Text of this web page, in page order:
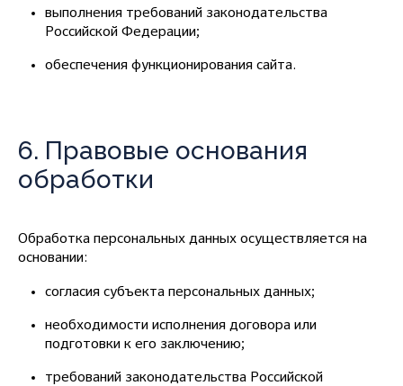
выполнения требований законодательства
Российской Федерации;
обеспечения функционирования сайта.
6. Правовые основания
обработки
Обработка персональных данных осуществляется на
основании:
согласия субъекта персональных данных;
необходимости исполнения договора или
подготовки к его заключению;
требований законодательства Российской